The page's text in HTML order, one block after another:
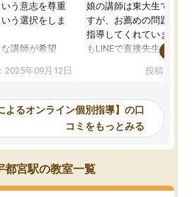
う意志を尊重
う選択をしま
講師が希望
るかなど選ぶ
講師で良いか
事ができま
の講師の方で決
2025年09月12日
娘の講師は東大生では無
すが、お薦めの問題集や
指導してくれています。
もLINEで直接先生に質問
めれるので、個人に合
いなのがあり(有料)、受
ことをどんなスケジュー
くか相談したのですが、
ち期待したものではなく
内容でした。それでも明
やる気も出ましたし、苦
くなってきたようなので
投稿日：
よるオンライン個別指導】の口
コミをもっとみる
都宮駅の教室一覧